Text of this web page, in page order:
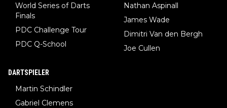
World Series of Darts
Finals
PDC Challenge Tour
PDC Q-School
Nathan Aspinall
James Wade
Dimitri Van den Bergh
Joe Cullen
DARTSPIELER
Martin Schindler
Gabriel Clemens